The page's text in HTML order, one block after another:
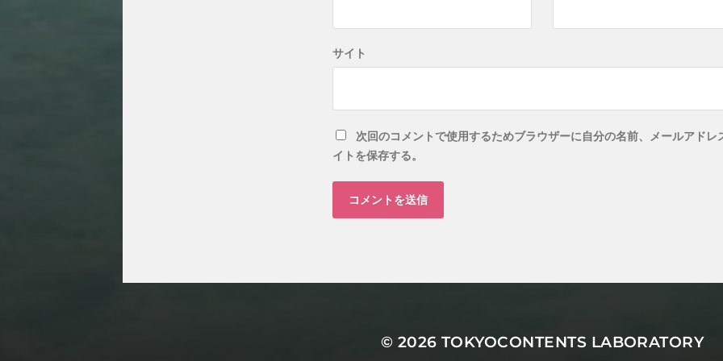
サイト
次回のコメントで使用するためブラウザーに自分の名前、メールアドレ
イトを保存する。
© 2026 TOKYOCONTENTS LABORATORY